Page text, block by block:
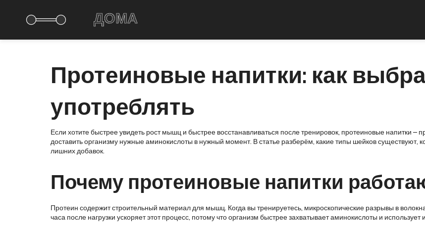
Протеиновые напитки: как
употреблять
Если хотите быстрее увидеть рост мышц и быстрее восстанавливаться после тренировок, протеиновые напитки
доставить организму нужные аминокислоты в нужный момент. В статье разберём, какие типы шейков существуют,
лишних добавок.
Почему протеиновые напитки
Протеин содержит строительный материал для мышц. Когда вы тренируетесь, микроскопические разрывы в
часа после нагрузки ускоряет этот процесс, потому что организм быстрее захватывает аминокислоты и использует